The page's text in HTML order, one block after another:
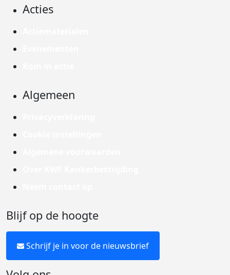
Acties
Algemeen
Blijf op de hoogte
Schrijf je in voor de nieuwsbrief